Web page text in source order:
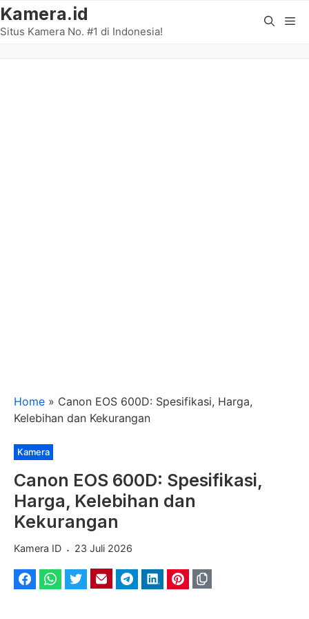
Langsung
ke
Kamera.id
Situs Kamera No. #1 di Indonesia!
Home » Canon EOS 600D: Spesifikasi, Harga,
Kelebihan dan Kekurangan
Kategori
Kamera
Canon EOS 600D: Spesifikasi,
Harga, Kelebihan dan
Kekurangan
Kamera ID . 23 Juli 2026